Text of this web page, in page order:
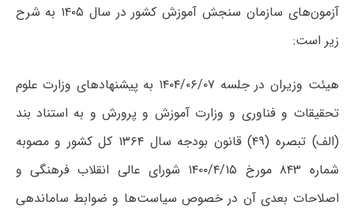
آزمون‌های سازمان سنجش آموزش کشور در سال ۱۴۰۵ به شرح
زیر است:
هیئت وزیران در جلسه ۱۴۰۴/۰۶/۰۷ به پیشنهادهای وزارت علوم
تحقیقات و فناوری و وزارت آموزش و پرورش و به استناد بند
(الف) تبصره (۴۹) قانون بودجه سال ۱۳۶۴ کل کشور و مصوبه
شماره ۸۴۳ مورخ ۱۴۰۰/۴/۱۵ شورای عالی انقلاب فرهنگی و
اصلاحات بعدی آن در خصوص سیاست‌ها و ضوابط ساماندهی